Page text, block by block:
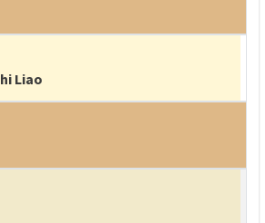
Liao